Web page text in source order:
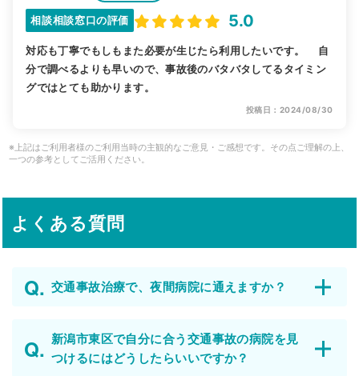
相談相談窓口の評価 5.0
対応も丁寧でもしもまた必要が生じたら利用したいです。 自
分で調べるよりも早いので、事故後のバタバタしてるタイミン
グではとても助かります。
投稿日：2024/08/30
※上記はご利用者様のご利用当時の主観的なご意見・ご感想です。その点ご理解の上、
一つの参考としてご活用ください。
よくある質問
交通事故治療で、夜間病院に通えますか？
新潟市東区で自分に合う交通事故の病院を見
つけるにはどうしたらいいですか？